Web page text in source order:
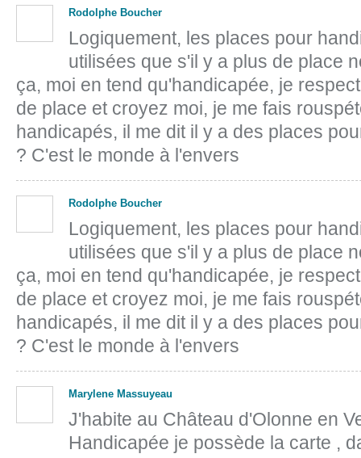
Rodolphe Boucher
Logiquement, les places pour
utilisées que s'il y a plus de place
ça, moi en tend qu'handicapée, je
de place et croyez moi, je me fais
handicapés, il me dit il y a des places
? C'est le monde à l'envers
Rodolphe Boucher
Logiquement, les places pour
utilisées que s'il y a plus de place
ça, moi en tend qu'handicapée, je
de place et croyez moi, je me fais
handicapés, il me dit il y a des places
? C'est le monde à l'envers
Marylene Massuyeau
J'habite au Château d'Olonne en
Handicapée je possède la carte ,